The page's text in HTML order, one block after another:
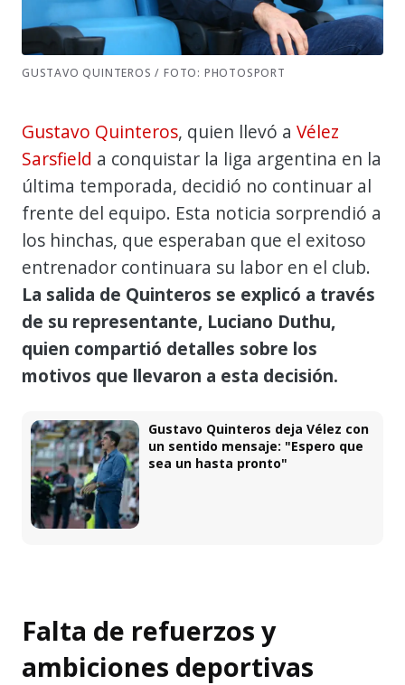
GUSTAVO QUINTEROS / FOTO: PHOTOSPORT
Gustavo Quinteros, quien llevó a Vélez
Sarsfield a conquistar la liga argentina en la
última temporada, decidió no continuar al
frente del equipo. Esta noticia sorprendió a
los hinchas, que esperaban que el exitoso
entrenador continuara su labor en el club.
La salida de Quinteros se explicó a través
de su representante, Luciano Duthu,
quien compartió detalles sobre los
motivos que llevaron a esta decisión.
Gustavo Quinteros deja Vélez con
un sentido mensaje: "Espero que
sea un hasta pronto"
Falta de refuerzos y
ambiciones deportivas